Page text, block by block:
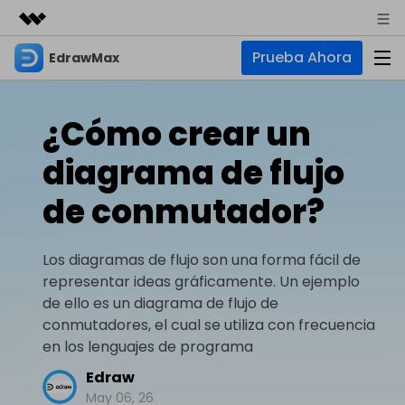
Productos destacados
Utilidades
Resumen
Soluciones
Quiénes somos
Sala de prensa
Soporte
EdrawMax Prueba Ahora
EdrawMax
Software de diagramas integral
EdrawMax Online
¿Necesitas la versión en línea? Haz clic aquí
EdrawMind
Mapas mentales y lluvia de ideas
Soluciones
Para diagramas
Diagrama de flujo Hot
Plano de planta Nuevo
Diagrama P&ID
Diagrama UML
Mapa mental
Diagrama de IA
Diagrama de flujo de IA
PowerPoint de IA
Recursos
Blog
Artículos
Tendencia
Soporte
Descubre cómo aprovechar nuestras herramientas.
Para EdrawMax >
Negocios
¿Cómo crear un
diagrama de flujo
de conmutador?
Los diagramas de flujo son una forma fácil de
representar ideas gráficamente. Un ejemplo
de ello es un diagrama de flujo de
conmutadores, el cual se utiliza con frecuencia
en los lenguajes de programa
Edraw
May 06, 26